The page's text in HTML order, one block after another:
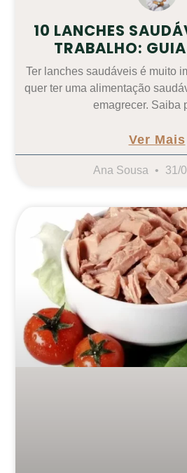
10 LANCHES
TRABALHO:
Ter lanches saudáveis é muito
quer ter uma alimentação
emagrecer. Saiba
Ver Mais
Ana Sousa 31/